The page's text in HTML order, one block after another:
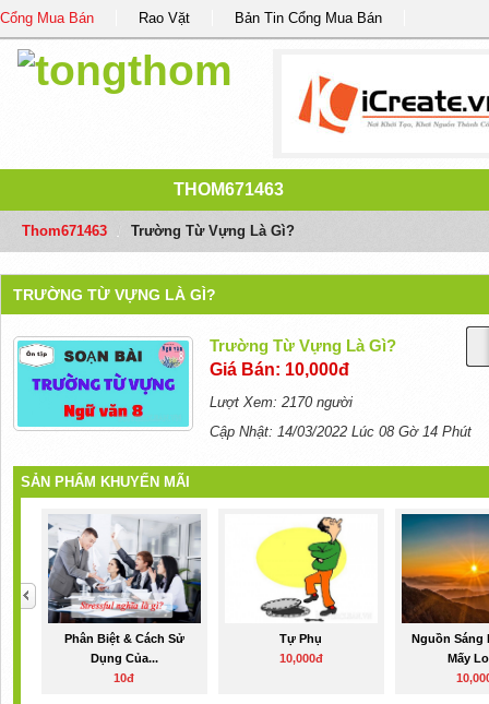
Cổng Mua Bán Rao Vặt Bản Tin Cổng Mua Bán
THOM671463
Thom671463 Trường Từ Vựng Là Gì?
TRƯỜNG TỪ VỰNG LÀ GÌ?
Trường Từ Vựng Là Gì?
Giá Bán: 10,000đ
Lượt Xem: 2170 người
Cập Nhật: 14/03/2022 Lúc 08 Gờ 14 Phút
SẢN PHẨM KHUYẾN MÃI
Phân Biệt & Cách Sử
Dụng Của...
10đ
Tự Phụ
10,000đ
Nguồn Sáng
Mấy